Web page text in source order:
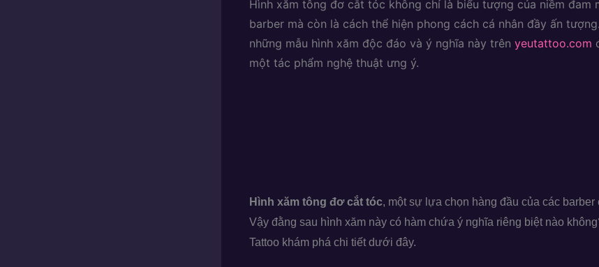
Hình xăm tông đơ cắt tóc không chỉ là biểu tượng của niềm đam
barber mà còn là cách thể hiện phong cách cá nhân đầy ấn
những mẫu hình xăm độc đáo và ý nghĩa này trên yeutattoo.com
một tác phẩm nghệ thuật ưng ý.
Hình xăm tông đơ cắt tóc, một sự lựa chọn hàng đầu của các barber
Vậy đằng sau hình xăm này có hàm chứa ý nghĩa riêng biệt nào
Tattoo khám phá chi tiết dưới đây.